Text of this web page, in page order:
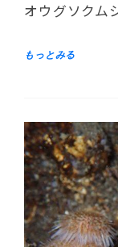
オウグソクム